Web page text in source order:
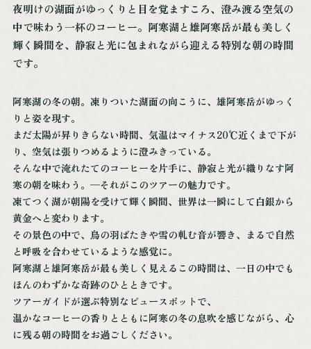
NPO法人阿寒観光協会まちづくり推進機
阿寒湖まりむ館観光インフォメーションセンター
〒085-0467
北海道釧路市阿寒町阿寒湖温泉2丁目6-20
TEL：0154-67-3200
交通アクセス
まりもPAY
ご宿泊のキャンセル
お問い合わせ
プライバシーポリシー
夜明けの湖面がゆっくりと目を覚ますころ、澄み渡る空気の
中で味わう一杯のコーヒー。阿寒湖と雄阿寒岳が最も美しく
輝く瞬間を、静寂と光に包まれながら迎える特別な朝の時間
です。
阿寒湖の冬の朝。凍りついた湖面の向こうに、雄阿寒岳がゆっく
りと姿を現す。
まだ太陽が昇りきらない時間、気温はマイナス20℃近くまで下が
り、空気は張りつめるように澄みきっている。
そんな中で淹れたてのコーヒーを片手に、静寂と光が織りなす阿
寒の朝を味わう。—それがこのツアーの魅力です。
凍てつく湖が朝陽を受けて輝く瞬間、世界は一瞬にして白銀から
黄金へと変わります。
その景色の中で、鳥の羽ばたきや雪の軋む音が響き、まるで自然
と呼吸を合わせているような感覚に。
阿寒湖と雄阿寒岳が最も美しく見えるこの時間は、一日の中でも
ほんのわずかな奇跡のひとときです。
ツアーガイドが選ぶ特別なビュースポットで、
温かなコーヒーの香りとともに阿寒の冬の息吹を感じながら、心
に残る朝の時間をお過ごしください。